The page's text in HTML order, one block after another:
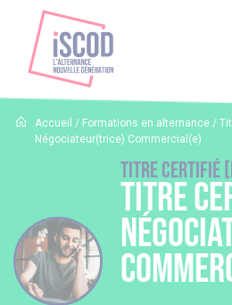
Accueil / Formations en alternance /
Négociateur(trice) Commercial(e)
Titre Certifié
Titre